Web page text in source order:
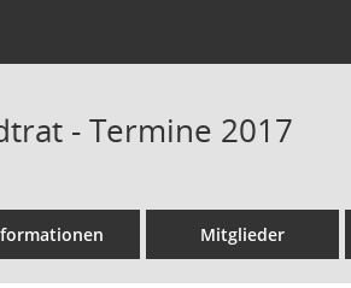
- Termine 2017
Mitglieder